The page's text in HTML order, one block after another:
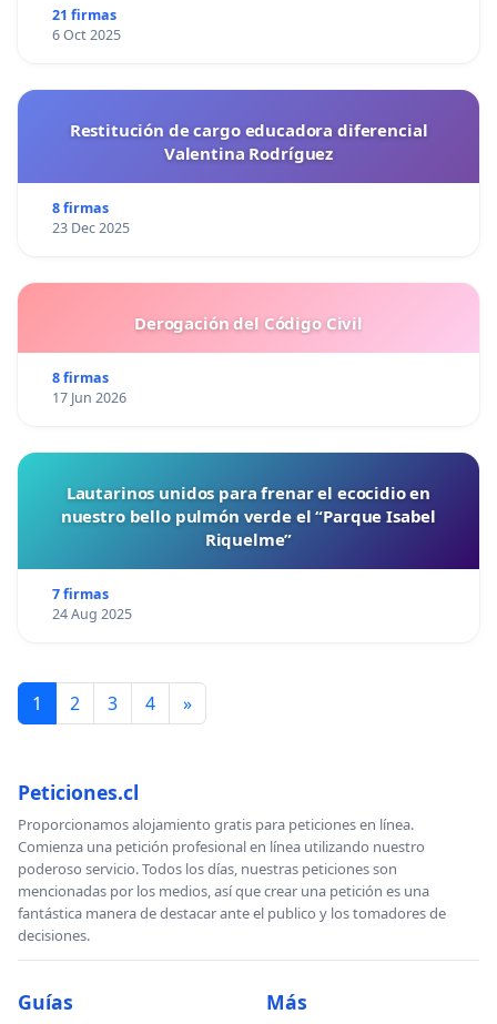
21 firmas
6 Oct 2025
Restitución de cargo educadora diferencial
Valentina Rodríguez
8 firmas
23 Dec 2025
Derogación del Código Civil
8 firmas
17 Jun 2026
Lautarinos unidos para frenar el ecocidio en
nuestro bello pulmón verde el “Parque Isabel
Riquelme”
7 firmas
24 Aug 2025
1 2 3 4 »
Peticiones.cl
Proporcionamos alojamiento gratis para peticiones en línea.
Comienza una petición profesional en línea utilizando nuestro
poderoso servicio. Todos los días, nuestras peticiones son
mencionadas por los medios, así que crear una petición es una
fantástica manera de destacar ante el publico y los tomadores de
decisiones.
Guías Más